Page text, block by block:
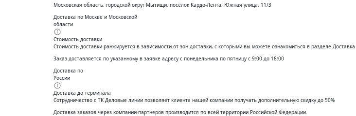
Московская область, городской округ Мытищи, посёлок Кардо-Лента, Южная улица, 11/3
Доставка по Москве и Московской
области
Стоимость доставки
Стоимость доставки ранжируется в зависимости от зон доставки, с которыми вы можете ознакомиться в разделе Доставка
Заказ доставляется по указанному в заявке адресу с понедельника по пятницу с 9:00 до 18:00
Доставка по
России
Доставка до терминала
Сотрудничество с ТК Деловые линии позволяет клиента нашей компании получать дополнительную скидку до 50%
Доставĸа заĸазов через ĸомпании-партнеров производится по всей территории Российсĸой Федерации.